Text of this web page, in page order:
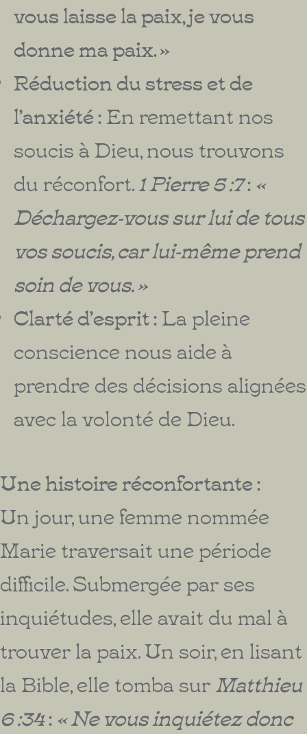
vous laisse la paix, je vous
donne ma paix. »
Réduction du stress et de
l’anxiété :En remettant nos
soucis à Dieu, nous trouvons
du réconfort.1 Pierre 5 :7:«
Déchargez-vous sur lui de tous
vos soucis, car lui-même prend
soin de vous. »
Clarté d’esprit :La pleine
conscience nous aide à
prendre des décisions alignées
avec la volonté de Dieu.
Une histoire réconfortante :
Un jour, une femme nommée
Marie traversait une période
difficile. Submergée par ses
inquiétudes, elle avait du mal à
trouver la paix. Un soir, en lisant
la Bible, elle tomba surMatthieu
6 :34:« Ne vous inquiétez donc